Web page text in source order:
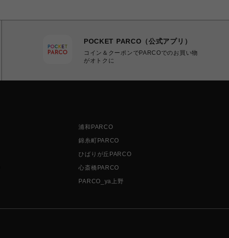
POCKET PARCO（公式アプリ）
コイン＆クーポンでPARCOでのお買い物
がオトクに
浦和PARCO
錦糸町PARCO
ひばりが丘PARCO
心斎橋PARCO
PARCO_ya上野